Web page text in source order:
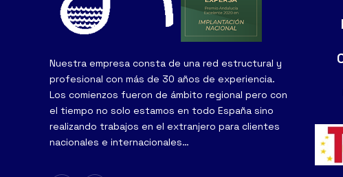
Nuestra empresa consta de una red estructural y
profesional con más de 30 años de experiencia.
Los comienzos fueron de ámbito regional pero con
el tiempo no solo estamos en todo España sino
realizando trabajos en el extranjero para clientes
nacionales e internacionales…